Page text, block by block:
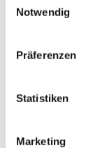
Notwendig
Präferenzen
Statistiken
Marketing